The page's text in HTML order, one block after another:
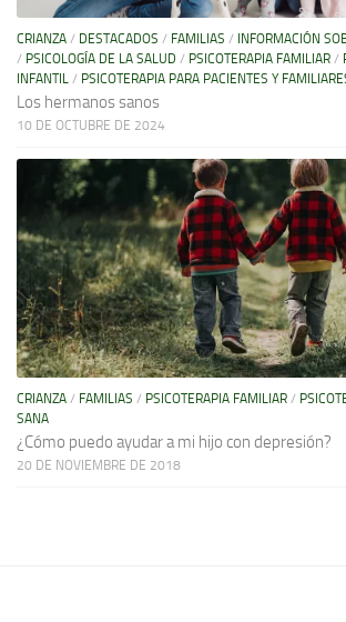
CRIANZA / DESTACADOS / FAMILIAS / INFORMACIÓN
/ PSICOLOGÍA DE LA SALUD / PSICOTERAPIA FAMILIAR /
INFANTIL / PSICOTERAPIA PARA PACIENTES Y
Los hermanos sanos
10 DE OCTUBRE DE 2024
CRIANZA / FAMILIAS / PSICOTERAPIA FAMILIAR /
SANA
¿Cómo puedo ayudar a mi hijo con depresión?
20 DE NOVIEMBRE DE 2018